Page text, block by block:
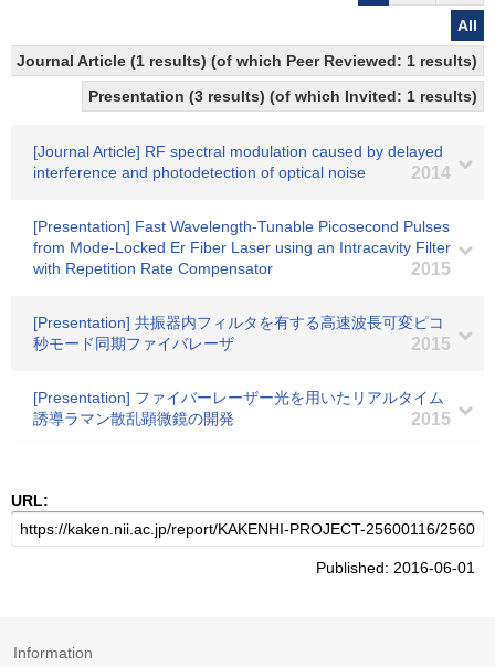
All
Journal Article (1 results) (of which Peer Reviewed: 1 results)
Presentation (3 results) (of which Invited: 1 results)
[Journal Article] RF spectral modulation caused by delayed
interference and photodetection of optical noise
2014
[Presentation] Fast Wavelength-Tunable Picosecond Pulses
from Mode-Locked Er Fiber Laser using an Intracavity Filter
with Repetition Rate Compensator
2015
[Presentation] 共振器内フィルタを有する高速波長可変ピコ
秒モード同期ファイバレーザ
2015
[Presentation] ファイバーレーザー光を用いたリアルタイム
誘導ラマン散乱顕微鏡の開発
2015
URL:
Published: 2016-06-01
Information